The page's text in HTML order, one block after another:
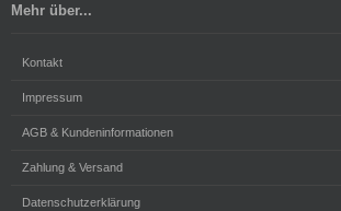
Mehr über...
Kontakt
Impressum
AGB & Kundeninformationen
Zahlung & Versand
Datenschutzerklärung